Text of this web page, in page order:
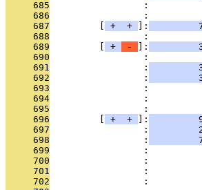
     685
:
     686
:
     687
+ + ]:
     688
:
     689
+ - ]:
     690
:
     691
                 :
     692
                 :
     693
:
     694
:
     695
:
     696
+ + ]:
     697
                 :
     698
                 :
     699
:
     700
:
     701
:
     702
: